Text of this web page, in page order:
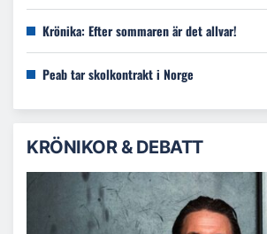
Krönika: Efter sommaren är det allvar!
Peab tar skolkontrakt i Norge
KRÖNIKOR & DEBATT